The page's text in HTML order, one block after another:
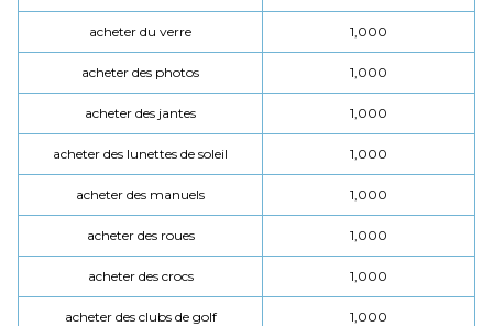
acheter du verre 1,000
acheter des photos 1,000
acheter des jantes 1,000
acheter des lunettes de soleil 1,000
acheter des manuels 1,000
acheter des roues 1,000
acheter des crocs 1,000
acheter des clubs de golf 1,000